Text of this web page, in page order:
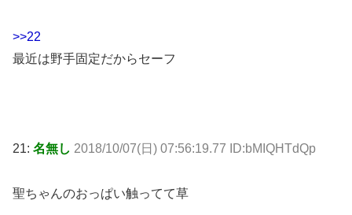
>>22
最近は野手固定だからセーフ
21: 名無し 2018/10/07(日) 07:56:19.77 ID:bMIQHTdQp
聖ちゃんのおっぱい触ってて草